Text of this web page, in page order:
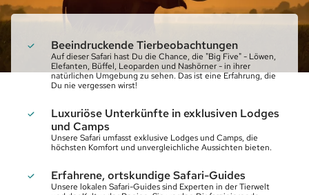
Beeindruckende Tierbeobachtungen
Auf dieser Safari hast Du die Chance, die "Big Five" - Löwen,
Elefanten, Büffel, Leoparden und Nashörner - in ihrer
natürlichen Umgebung zu sehen. Das ist eine Erfahrung, die
Du nie vergessen wirst!
Luxuriöse Unterkünfte in exklusiven Lodges
und Camps
Unsere Safari umfasst exklusive Lodges und Camps, die
höchsten Komfort und unvergleichliche Aussichten bieten.
Erfahrene, ortskundige Safari-Guides
Unsere lokalen Safari-Guides sind Experten in der Tierwelt